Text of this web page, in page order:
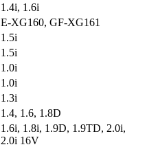
1.4i, 1.6i
E-XG160, GF-XG161
1.5i
1.5i
1.0i
1.0i
1.3i
1.4, 1.6, 1.8D
1.6i, 1.8i, 1.9D, 1.9TD, 2.0i,
2.0i 16V